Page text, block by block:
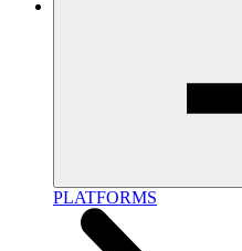
PLATFORMS